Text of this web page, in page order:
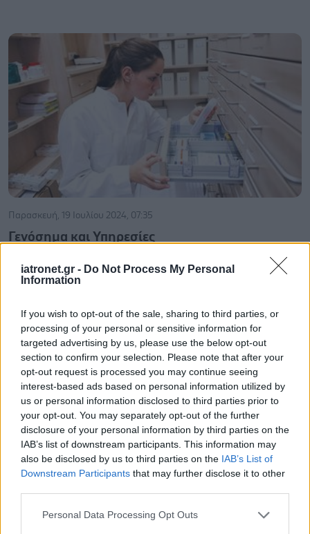
iatronet.gr - Do Not Process My Personal
Information
If you wish to opt-out of the sale, sharing to third parties, or
processing of your personal or sensitive information for
targeted advertising by us, please use the below opt-out
section to confirm your selection. Please note that after your
opt-out request is processed you may continue seeing
interest-based ads based on personal information utilized by
us or personal information disclosed to third parties prior to
your opt-out. You may separately opt-out of the further
disclosure of your personal information by third parties on the
IAB’s list of downstream participants. This information may
also be disclosed by us to third parties on the IAB’s List of
Downstream Participants that may further disclose it to other
Please note that this website/app uses one or more Google
Personal Data Processing Opt Outs
Παρασκευή, 19 Ιουλίου 2024, 07:35
Γενόσημα και Υπηρεσίες